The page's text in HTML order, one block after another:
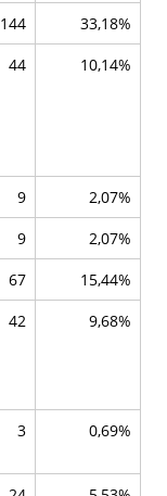
144
33,18%
44 10,14%
9
2,07%
9
2,07%
67
15,44%
42 9,68%
3 0,69%